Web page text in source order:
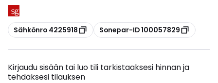
Kopioi
Sähkönro 4225918 Kopioi
Sonepar-ID 100057829
Kirjaudu sisään tai luo tili tarkistaaksesi hinnan ja
tehdäksesi tilauksen